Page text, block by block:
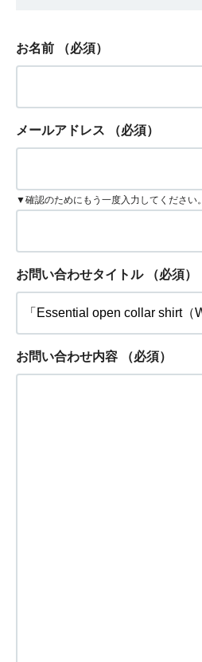
お名前 （必須）
メールアドレス （必須）
▼確認のためにもう一度入力してください。
お問い合わせタイトル （必須）
お問い合わせ内容 （必須）